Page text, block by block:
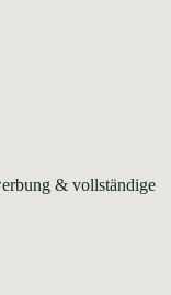
& vollständige